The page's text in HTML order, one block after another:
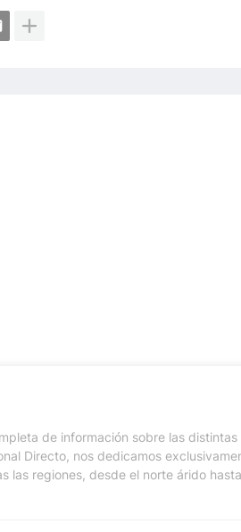
de información sobre las
Directo, nos dedicamos
las regiones, desde el norte árido